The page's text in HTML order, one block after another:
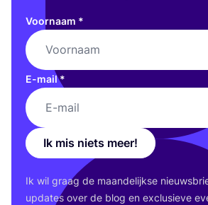
Voornaam *
E-mail*
Ik mis niets meer!
Ik wil graag de maan­de­lijk­se
upda­tes over de blog en exclu­sie­ve